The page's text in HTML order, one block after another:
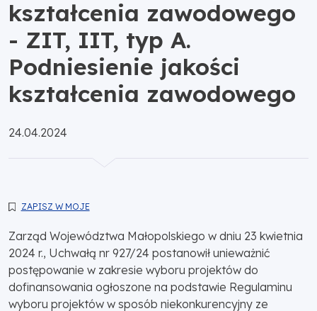
kształcenia zawodowego
- ZIT, IIT, typ A.
Podniesienie jakości
kształcenia zawodowego
Opublikowano:
24.04.2024
ZAPISZ W MOJE
Zarząd Województwa Małopolskiego w dniu 23 kwietnia
2024 r., Uchwałą nr 927/24 postanowił unieważnić
postępowanie w zakresie wyboru projektów do
dofinansowania ogłoszone na podstawie Regulaminu
wyboru projektów w sposób niekonkurencyjny ze